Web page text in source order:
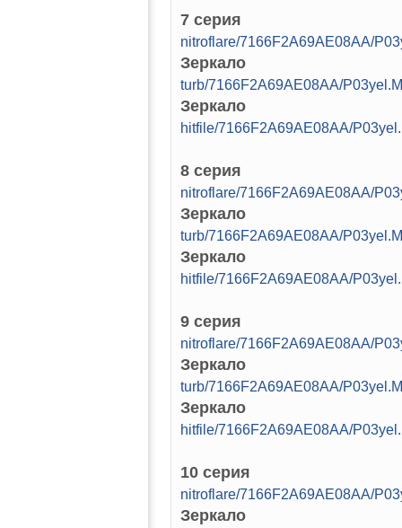
7 серия
nitroflare/7166F2A69AE08AA/
Зеркало
turb/7166F2A69AE08AA/
Зеркало
hitfile/7166F2A69AE08AA/
8 серия
nitroflare/7166F2A69AE08AA/
Зеркало
turb/7166F2A69AE08AA/
Зеркало
hitfile/7166F2A69AE08AA/
9 серия
nitroflare/7166F2A69AE08AA/
Зеркало
turb/7166F2A69AE08AA/
Зеркало
hitfile/7166F2A69AE08AA/
10 серия
nitroflare/7166F2A69AE08AA/
Зеркало